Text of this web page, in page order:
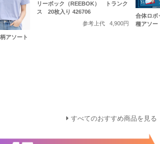
アソート
リーボック（REEBOK） トランク
ス 20枚入り 426706
参考上代
4,900円
合体ロ
種アソ
すべてのおすすめ商品を見る